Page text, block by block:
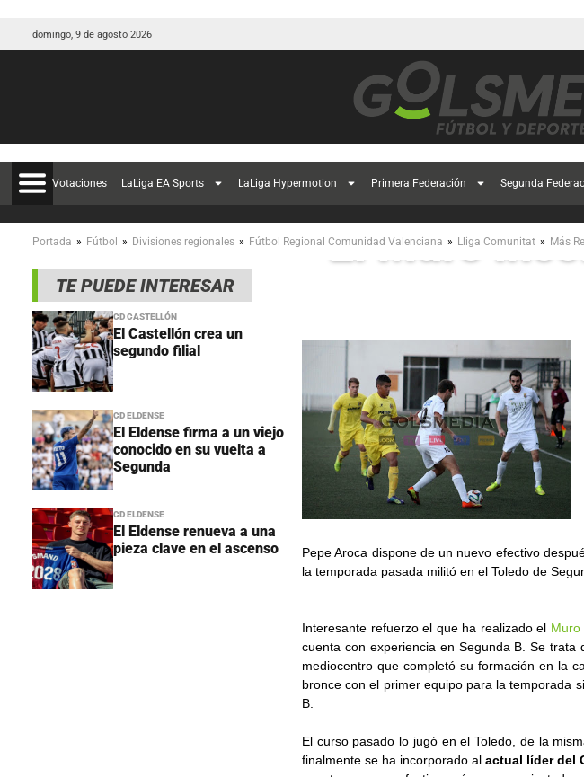
domingo, 9 de agosto 2026
Votaciones LaLiga EA Sports LaLiga Hypermotion Primera Federación Segunda
Portada » Fútbol » Divisiones regionales » Fútbol Regional Comunidad Valenciana » Lliga Comunitat » Más
TE PUEDE INTERESAR
CD CASTELLÓN
El Castellón crea un
segundo filial
CD ELDENSE
El Eldense firma a un viejo
conocido en su vuelta a
Segunda
CD ELDENSE
El Eldense renueva a una
pieza clave en el ascenso
El Muro
Pepe Aroca dispone de un nuevo efectivo
la temporada pasada militó en el Toledo de
Interesante refuerzo el que ha realizado el Muro
cuenta con experiencia en Segunda B. Se trata
mediocentro que completó su formación en la
bronce con el primer equipo para la temporada
B.
El curso pasado lo jugó en el Toledo, de la
finalmente se ha incorporado al actual líder del